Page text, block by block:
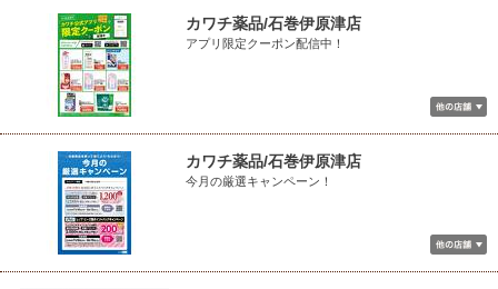
カワチ薬品/石巻伊原津店
アプリ限定クーポン配信中！
カワチ薬品/石巻伊原津店
今月の厳選キャンペーン！